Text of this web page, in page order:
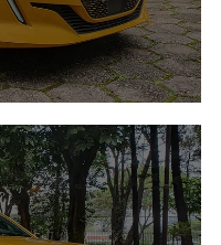
1
adipiscing elit